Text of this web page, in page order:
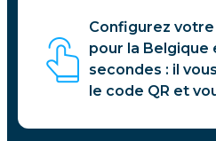
Configurez
pour la Belgique
secondes : il
le code QR et